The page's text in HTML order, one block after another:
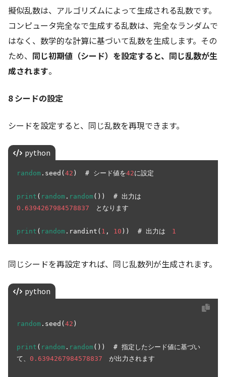
擬似乱数は、アルゴリズムによって生成される乱数です。
コンピュータ完全なで生成する乱数は、完全なランダムで
はなく、数学的な計算に基づいて乱数を生成します。その
ため、 同じ初期値（シード）を設定すると、同じ乱数が生
成されます。
8 シードの設定
シードを設定すると、同じ乱数を再現できます。
python
random .seed( 42 )  # シード値を42に設定
print ( random . random ())  # 出力は
0.6394267984578837 となります
print ( random .randint( 1 , 10 ))  # 出力は 1
同じシードを再設定すれば、同じ乱数列が生成されます。
python
random .seed(42 )
print ( random . random ())  # 指定したシード値に基づい
て、 0.6394267984578837 が出力されます